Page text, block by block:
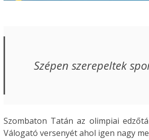
Szépen szerepeltek
Szombaton Tatán az olimpiai
Válogató versenyét ahol igen nagy